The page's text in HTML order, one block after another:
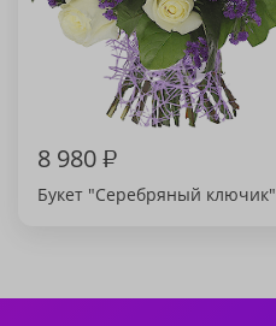
8 980₽
Букет "Серебряный ключик"